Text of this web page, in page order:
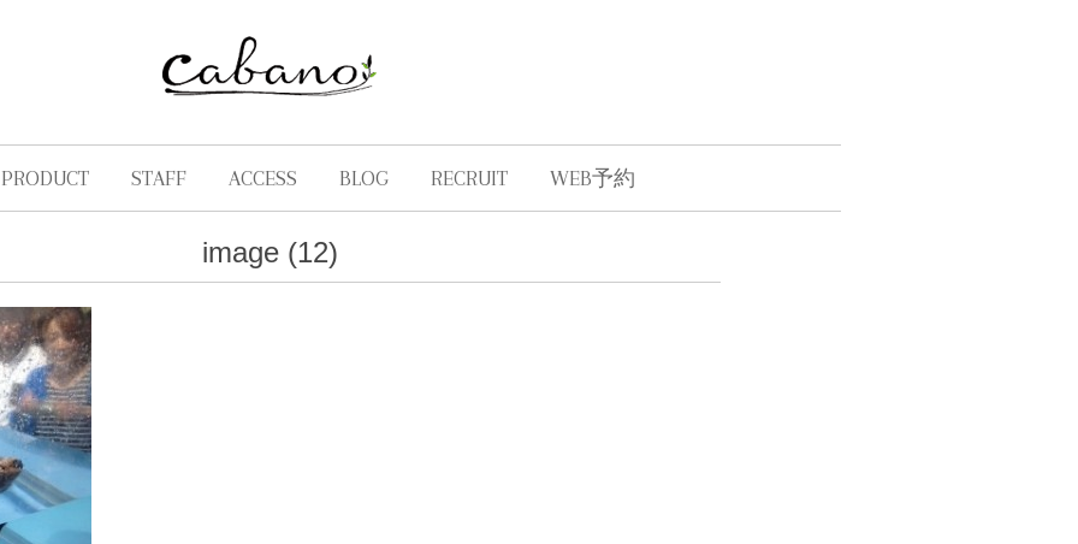
PRODUCT STAFF ACCESS BLOG RECRUIT WEB予約
image (12)